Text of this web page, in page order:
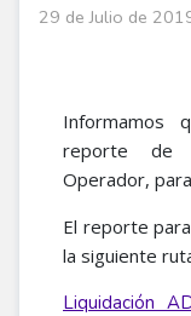
29 de Julio de
Informamos
reporte de
Operador,
El reporte
la siguiente
Liquidación